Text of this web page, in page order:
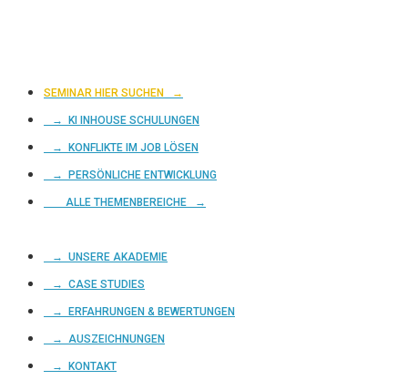
SEMINAR HIER SUCHEN →
→ KI INHOUSE SCHULUNGEN
→ KONFLIKTE IM JOB LÖSEN
→ PERSÖNLICHE ENTWICKLUNG
ALLE THEMENBEREICHE →
→ UNSERE AKADEMIE
→ CASE STUDIES
→ ERFAHRUNGEN & BEWERTUNGEN
→ AUSZEICHNUNGEN
→ KONTAKT